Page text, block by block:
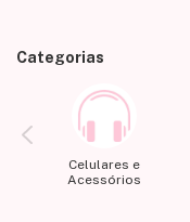
Categorias
Celulares e
Acessórios